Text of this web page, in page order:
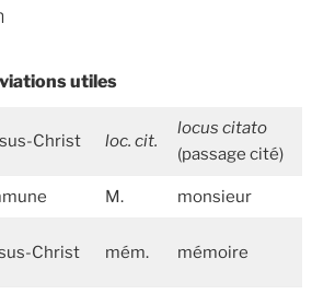
utiles
Christ loc. cit.
locus citato
(passage cité)
M. monsieur
Christ mém. mémoire